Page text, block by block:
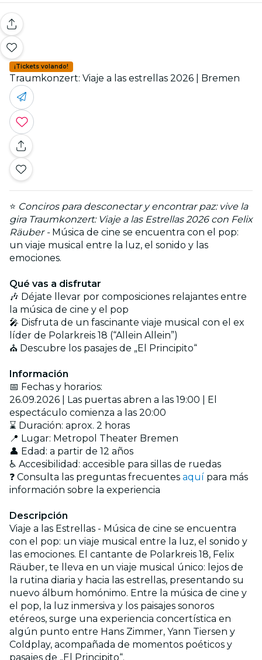
¡Tickets volando!
Traumkonzert: Viaje a las estrellas 2026 | Bremen
⭐ Conciros para desconectar y encontrar paz: vive la
gira Traumkonzert: Viaje a las Estrellas 2026 con Felix
Räuber - Música de cine se encuentra con el pop:
un viaje musical entre la luz, el sonido y las
emociones.
Qué vas a disfrutar
🎶 Déjate llevar por composiciones relajantes entre
la música de cine y el pop
🎤 Disfruta de un fascinante viaje musical con el ex
líder de Polarkreis 18 (“Allein Allein”)
⛪ Descubre los pasajes de „El Principito“
Información
📅 Fechas y horarios:
26.09.2026 | Las puertas abren a las 19:00 | El
espectáculo comienza a las 20:00
⌛ Duración: aprox. 2 horas
📍 Lugar: Metropol Theater Bremen
👤 Edad: a partir de 12 años
♿ Accesibilidad: accesible para sillas de ruedas
❓ Consulta las preguntas frecuentes aquí para más
información sobre la experiencia
Descripción
Viaje a las Estrellas - Música de cine se encuentra
con el pop: un viaje musical entre la luz, el sonido y
las emociones. El cantante de Polarkreis 18, Felix
Räuber, te lleva en un viaje musical único: lejos de
la rutina diaria y hacia las estrellas, presentando su
nuevo álbum homónimo. Entre la música de cine y
el pop, la luz inmersiva y los paisajes sonoros
etéreos, surge una experiencia concertística en
algún punto entre Hans Zimmer, Yann Tiersen y
Coldplay, acompañada de momentos poéticos y
pasajes de „El Principito“.